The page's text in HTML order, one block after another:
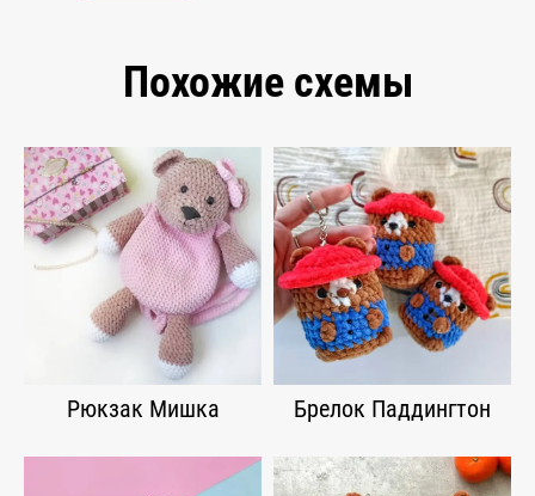
Похожие схемы
Рюкзак Мишка Брелок Паддингтон